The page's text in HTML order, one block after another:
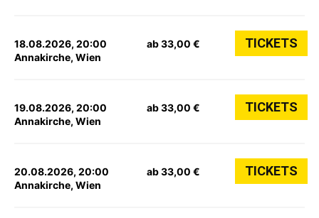
18.08.2026, 20:00
Annakirche, Wien
ab 33,00 € TICKETS
19.08.2026, 20:00
Annakirche, Wien
ab 33,00 € TICKETS
20.08.2026, 20:00
Annakirche, Wien
ab 33,00 € TICKETS